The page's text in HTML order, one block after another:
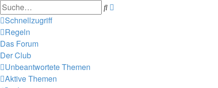
Suche
Schnellzugriff
Regeln
Das Forum
Der Club
Unbeantwortete Themen
Aktive Themen